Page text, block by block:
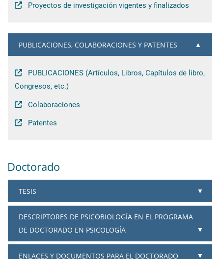
Proyectos de investigación vigentes y finalizados
PUBLICACIONES, COLABORACIONES Y PATENTES
PUBLICACIONES (Artículos, Libros, Capítulos de libro,
Congresos, etc.)
Colaboraciones
Patentes
Doctorado
TESIS
DESCRIPTORES DE PSICOBIOLOGÍA EN EL PROGRAMA
DE DOCTORADO EN PSICOLOGÍA
ENLACES Y DOCUMENTOS PARA EL DOCTORADO